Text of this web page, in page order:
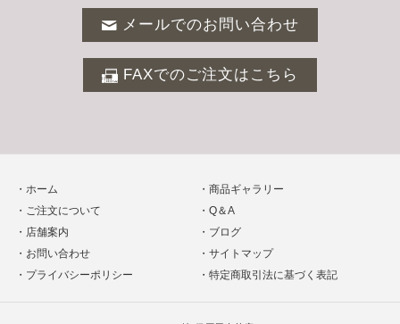
メールでのお問い合わせ
FAXでのご注文はこちら
ホーム
商品ギャラリー
ご注文について
Q＆A
店舗案内
ブログ
お問い合わせ
サイトマップ
プライバシーポリシー
特定商取引法に基づく表記